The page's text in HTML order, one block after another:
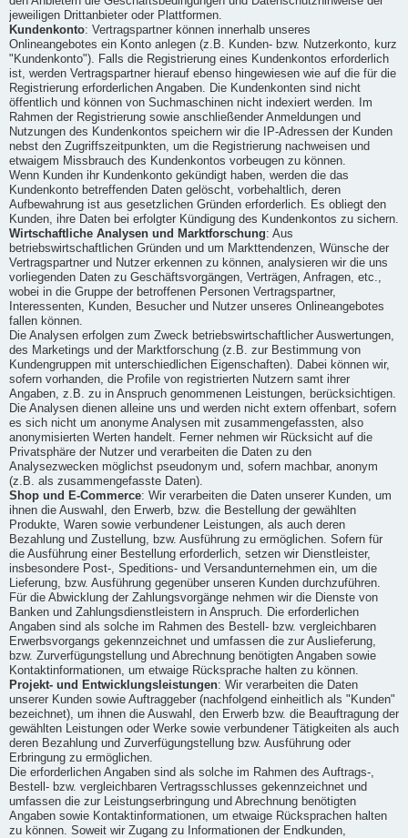
jeweiligen Drittanbieter oder Plattformen.
Kundenkonto: Vertragspartner können innerhalb unseres
Onlineangebotes ein Konto anlegen (z.B. Kunden- bzw. Nutzerkonto, kurz
"Kundenkonto"). Falls die Registrierung eines Kundenkontos erforderlich
ist, werden Vertragspartner hierauf ebenso hingewiesen wie auf die für die
Registrierung erforderlichen Angaben. Die Kundenkonten sind nicht
öffentlich und können von Suchmaschinen nicht indexiert werden. Im
Rahmen der Registrierung sowie anschließender Anmeldungen und
Nutzungen des Kundenkontos speichern wir die IP-Adressen der Kunden
nebst den Zugriffszeitpunkten, um die Registrierung nachweisen und
etwaigem Missbrauch des Kundenkontos vorbeugen zu können.
Wenn Kunden ihr Kundenkonto gekündigt haben, werden die das
Kundenkonto betreffenden Daten gelöscht, vorbehaltlich, deren
Aufbewahrung ist aus gesetzlichen Gründen erforderlich. Es obliegt den
Kunden, ihre Daten bei erfolgter Kündigung des Kundenkontos zu sichern.
Wirtschaftliche Analysen und Marktforschung: Aus
betriebswirtschaftlichen Gründen und um Markttendenzen, Wünsche der
Vertragspartner und Nutzer erkennen zu können, analysieren wir die uns
vorliegenden Daten zu Geschäftsvorgängen, Verträgen, Anfragen, etc.,
wobei in die Gruppe der betroffenen Personen Vertragspartner,
Interessenten, Kunden, Besucher und Nutzer unseres Onlineangebotes
fallen können.
Die Analysen erfolgen zum Zweck betriebswirtschaftlicher Auswertungen,
des Marketings und der Marktforschung (z.B. zur Bestimmung von
Kundengruppen mit unterschiedlichen Eigenschaften). Dabei können wir,
sofern vorhanden, die Profile von registrierten Nutzern samt ihrer
Angaben, z.B. zu in Anspruch genommenen Leistungen, berücksichtigen.
Die Analysen dienen alleine uns und werden nicht extern offenbart, sofern
es sich nicht um anonyme Analysen mit zusammengefassten, also
anonymisierten Werten handelt. Ferner nehmen wir Rücksicht auf die
Privatsphäre der Nutzer und verarbeiten die Daten zu den
Analysezwecken möglichst pseudonym und, sofern machbar, anonym
(z.B. als zusammengefasste Daten).
Shop und E-Commerce: Wir verarbeiten die Daten unserer Kunden, um
ihnen die Auswahl, den Erwerb, bzw. die Bestellung der gewählten
Produkte, Waren sowie verbundener Leistungen, als auch deren
Bezahlung und Zustellung, bzw. Ausführung zu ermöglichen. Sofern für
die Ausführung einer Bestellung erforderlich, setzen wir Dienstleister,
insbesondere Post-, Speditions- und Versandunternehmen ein, um die
Lieferung, bzw. Ausführung gegenüber unseren Kunden durchzuführen.
Für die Abwicklung der Zahlungsvorgänge nehmen wir die Dienste von
Banken und Zahlungsdienstleistern in Anspruch. Die erforderlichen
Angaben sind als solche im Rahmen des Bestell- bzw. vergleichbaren
Erwerbsvorgangs gekennzeichnet und umfassen die zur Auslieferung,
bzw. Zurverfügungstellung und Abrechnung benötigten Angaben sowie
Kontaktinformationen, um etwaige Rücksprache halten zu können.
Projekt- und Entwicklungsleistungen: Wir verarbeiten die Daten
unserer Kunden sowie Auftraggeber (nachfolgend einheitlich als "Kunden"
bezeichnet), um ihnen die Auswahl, den Erwerb bzw. die Beauftragung der
gewählten Leistungen oder Werke sowie verbundener Tätigkeiten als auch
deren Bezahlung und Zurverfügungstellung bzw. Ausführung oder
Erbringung zu ermöglichen.
Die erforderlichen Angaben sind als solche im Rahmen des Auftrags-,
Bestell- bzw. vergleichbaren Vertragsschlusses gekennzeichnet und
umfassen die zur Leistungserbringung und Abrechnung benötigten
Angaben sowie Kontaktinformationen, um etwaige Rücksprachen halten
zu können. Soweit wir Zugang zu Informationen der Endkunden,